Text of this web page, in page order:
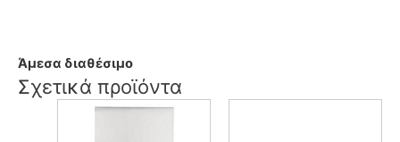
Άμεσα διαθέσιμο
Σχετικά προϊόντα